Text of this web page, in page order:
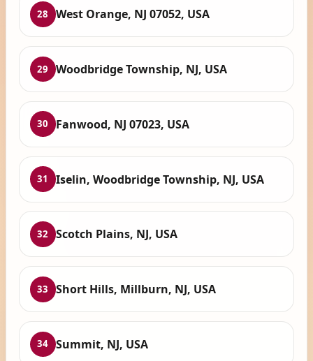
28 West Orange, NJ 07052, USA
29 Woodbridge Township, NJ, USA
30 Fanwood, NJ 07023, USA
31 Iselin, Woodbridge Township, NJ, USA
32 Scotch Plains, NJ, USA
33 Short Hills, Millburn, NJ, USA
34 Summit, NJ, USA